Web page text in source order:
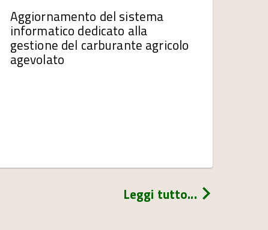
Aggiornamento del sistema
informatico dedicato alla
gestione del carburante agricolo
agevolato
Leggi tutto...